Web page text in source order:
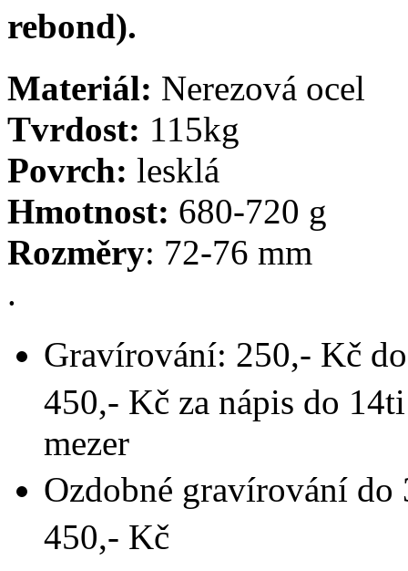
rebond).
Materiál: Nerezová ocel
Tvrdost: 115kg
Povrch: lesklá
Hmotnost: 680-720 g
Rozměry: 72-76 mm
.
Gravírování: 250,- Kč
450,- Kč za nápis do
mezer
Ozdobné gravírování do
450,- Kč